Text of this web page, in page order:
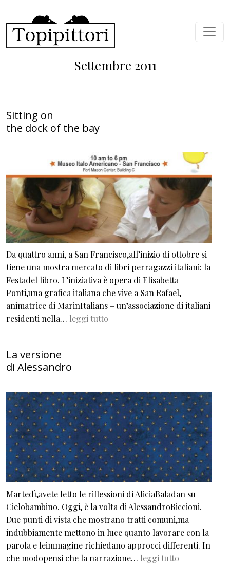
Settembre 2011
Sitting on
the dock of the bay
Da quattro anni, a San Francisco,all’inizio di ottobre si
tiene una mostra mercato di libri perragazzi italiani: la
Festadel libro. L’iniziativa è opera di Elisabetta
Ponti,una grafica italiana che vive a San Rafael,
animatrice di MarinItalians – un’associazione di italiani
residenti nella… leggi tutto
La versione
di Alessandro
Martedì,avete letto le riflessioni di AliciaBaladan su
Cielobambino. Oggi, è la volta di AlessandroRiccioni.
Due punti di vista che mostrano tratti comuni,ma
indubbiamente mettono in luce quanto lavorare con la
parola e leimmagine richiedano approcci differenti. In
che modopensi che la narrazione… leggi tutto